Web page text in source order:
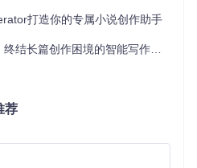
。可使用knowledge.py中的adv
设计，核心功能分布在两大模
打造你的专属小说创作助手
长篇创作困境的智能写作革新方案
荐